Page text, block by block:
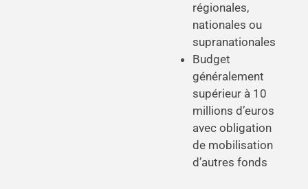
régionales,
nationales ou
supranationales
Budget
généralement
supérieur à 10
millions d’euros
avec obligation
de mobilisation
d’autres fonds